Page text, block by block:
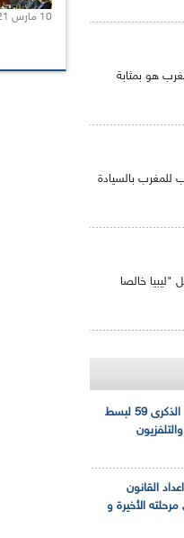
هو بمثابة
للمغرب بالسيادة
خالصا
الإذاعة الجزائرية تحي الذكرى 59 لبسط
القانون
الأخيرة و
10 مارس 2021 |